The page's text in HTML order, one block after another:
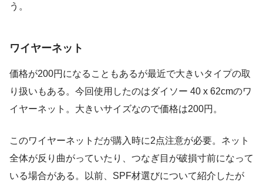
う。
ワイヤーネット
価格が200円になることもあるが最近で大きいタイプの取
り扱いもある。今回使用したのはダイソー 40 x 62cmのワ
イヤーネット。大きいサイズなので価格は200円。
このワイヤーネットだが購入時に2点注意が必要。ネット
全体が反り曲がっていたり、つなぎ目が破損寸前になって
いる場合がある。以前、SPF材選びについて紹介したが